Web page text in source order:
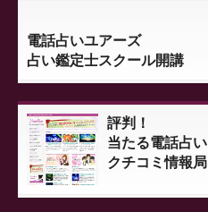
電話占いユアーズ
占い鑑定士スクール開講
評判！
当たる電話占い
クチコミ情報局